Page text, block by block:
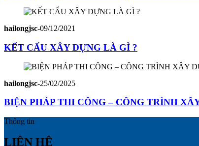
hailongjsc-09/12/2021
KẾT CẤU XÂY DỰNG LÀ GÌ ?
hailongjsc-25/02/2025
BIỆN PHÁP THI CÔNG – CÔNG TRÌNH
Thông tin
LIÊN HỆ